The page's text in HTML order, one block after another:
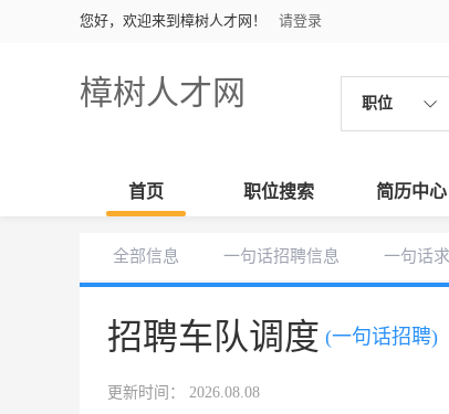
您好，欢迎来到樟树人才网！ 请登录
樟树人才网 职位
首页 职位搜索 简历中心
全部信息 一句话招聘信息 一句话
招聘车队调度 (一句话招聘)
更新时间： 2026.08.08